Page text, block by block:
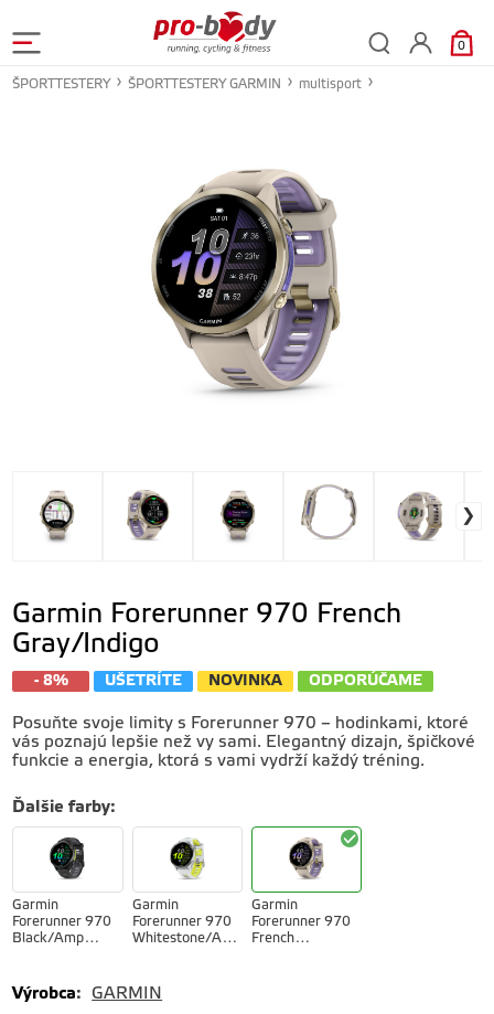
0
ŠPORTTESTERY ŠPORTTESTERY GARMIN multisport
Garmin Forerunner 970 French
Gray/Indigo
- 8% UŠETRÍTE NOVINKA ODPORÚČAME
Posuňte svoje limity s Forerunner 970 – hodinkami, ktoré
vás poznajú lepšie než vy sami. Elegantný dizajn, špičkové
funkcie a energia, ktorá s vami vydrží každý tréning.
Ďalšie farby:
Garmin
Forerunner 970
Black/Amp
Garmin
Forerunner 970
Whitestone/Amp
Garmin
Forerunner 970
French
Výrobca: GARMIN